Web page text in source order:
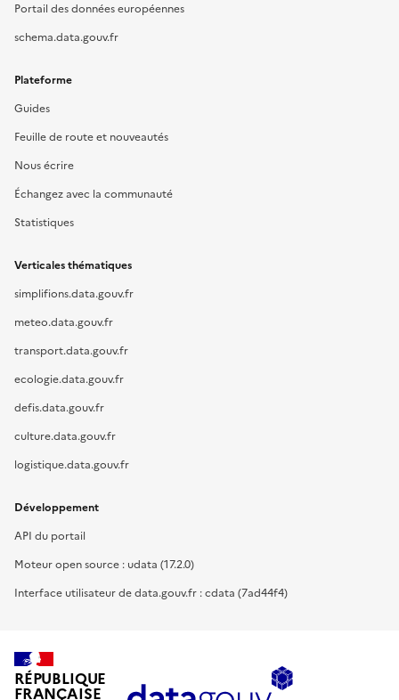
Portail des données européennes
schema.data.gouv.fr
Plateforme
Guides
Feuille de route et nouveautés
Nous écrire
Échangez avec la communauté
Statistiques
Verticales thématiques
simplifions.data.gouv.fr
meteo.data.gouv.fr
transport.data.gouv.fr
ecologie.data.gouv.fr
defis.data.gouv.fr
culture.data.gouv.fr
logistique.data.gouv.fr
Développement
API du portail
Moteur open source : udata (17.2.0)
Interface utilisateur de data.gouv.fr : cdata (7ad44f4)
RÉPUBLIQUE
FRANÇAISE